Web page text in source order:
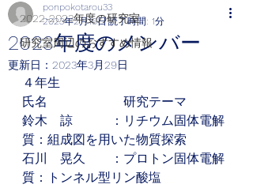
2022-2023年度の研究室
研究室周辺のおすすめ情報
2023年度のメンバー
ponpokotarou33
2023年2月16日読了時間: 1分
更新日： 2023年3月29日
４年生
氏名　　　　　　研究テーマ
鈴木　諒　　　：リチウム固体電解
質：組成図を用いた物質探索
石川　晃久　　：プロトン固体電解
質：トンネル型リン酸塩